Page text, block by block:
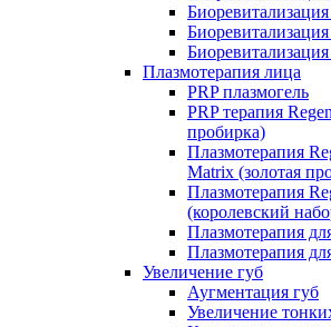
Плазмотерапия лица
PRP плазмогель
PRP терапия
пробирка)
Плазмотерапия
Matrix (золотая
Плазмотерапия
(королевский
Плазмотерапия
Плазмотерапия
Увеличение губ
Аугментация губ
Увеличение